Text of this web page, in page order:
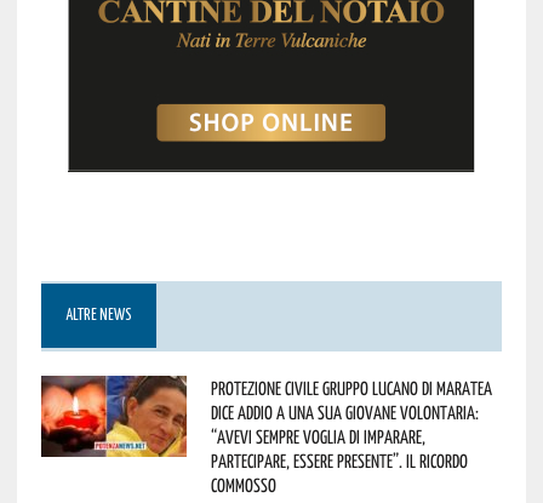
ALTRE NEWS
Protezione Civile Gruppo Lucano di Maratea
dice addio a una sua giovane volontaria:
“avevi sempre voglia di imparare,
partecipare, essere presente”. Il ricordo
commosso